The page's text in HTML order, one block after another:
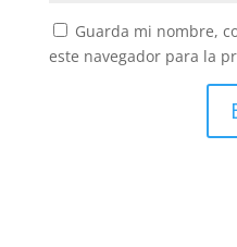
Guarda mi nombre,
este navegador para la